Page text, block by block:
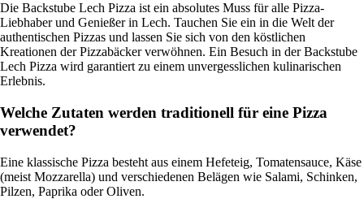
Die Backstube Lech Pizza ist ein absolutes Muss für alle Pizza-
Liebhaber und Genießer in Lech. Tauchen Sie ein in die Welt der
authentischen Pizzas und lassen Sie sich von den köstlichen
Kreationen der Pizzabäcker verwöhnen. Ein Besuch in der Backstube
Lech Pizza wird garantiert zu einem unvergesslichen kulinarischen
Erlebnis.
Welche Zutaten werden traditionell für eine Pizza
verwendet?
Eine klassische Pizza besteht aus einem Hefeteig, Tomatensauce, Käse
(meist Mozzarella) und verschiedenen Belägen wie Salami, Schinken,
Pilzen, Paprika oder Oliven.